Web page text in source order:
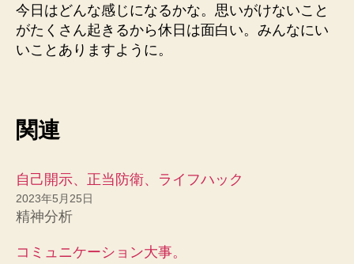
今日はどんな感じになるかな。思いがけないこと
がたくさん起きるから休日は面白い。みんなにい
いことありますように。
関連
自己開示、正当防衛、ライフハック
2023年5月25日
精神分析
コミュニケーション大事。